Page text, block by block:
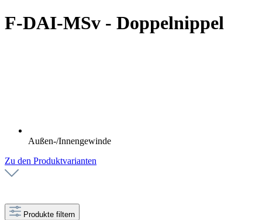
F-DAI-MSv - Doppelnippel
Außen-/Innengewinde
Zu den Produktvarianten
Produkte filtern